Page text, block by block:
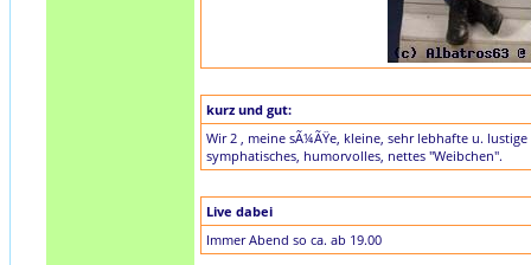
kurz und gut:
Wir 2 , meine sÃ¼ÃŸe, kleine, sehr lebhafte u.
symphatisches, humorvolles, nettes "Weibchen".
Live dabei
Immer Abend so ca. ab 19.00